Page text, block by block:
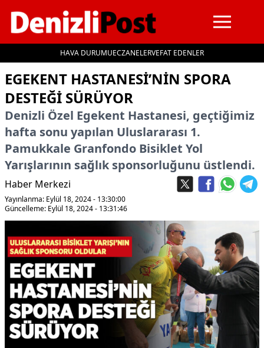
HAVA DURUMUECZANELERVEFAT EDENLER
EGEKENT HASTANESI’NIN SPORA
DESTEĞI SÜRÜYOR
Denizli Özel Egekent Hastanesi, geçtiğimiz
hafta sonu yapılan Uluslararası 1.
Pamukkale Granfondo Bisiklet Yol
Yarışlarının sağlık sponsorluğunu üstlendi.
Haber Merkezi
Yayınlanma: Eylül 18, 2024 - 13:30:00
Güncelleme: Eylül 18, 2024 - 13:31:46